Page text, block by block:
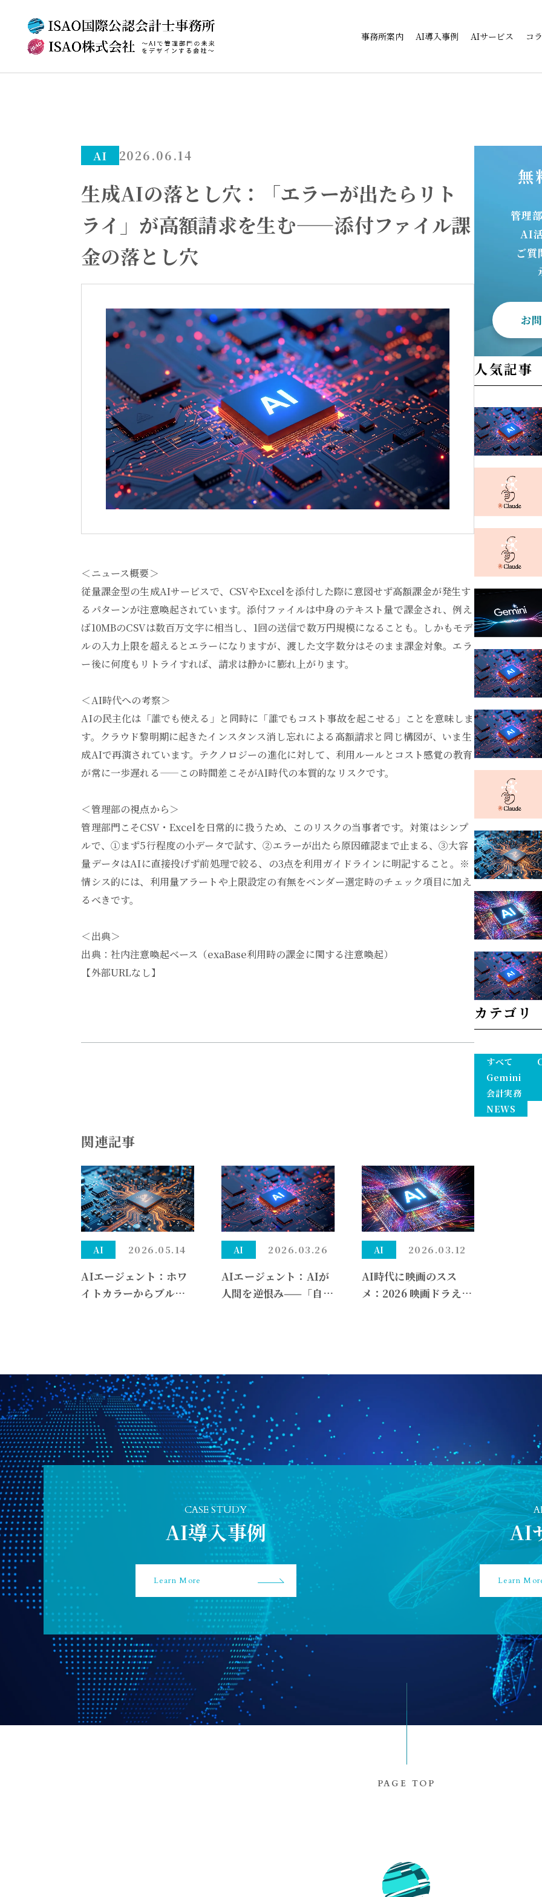
事務所案内 AI導入事例 AIサービス コ
AI 2026.06.14
生成AIの落とし穴：「エラーが出たらリト
ライ」が高額請求を生む——添付ファイル課
金の落とし穴
＜ニュース概要＞
従量課金型の生成AIサービスで、CSVやExcelを添付した際に意図せず高額課金が発生す
るパターンが注意喚起されています。添付ファイルは中身のテキスト量で課金され、例え
ば10MBのCSVは数百万文字に相当し、1回の送信で数万円規模になることも。しかもモデ
ルの入力上限を超えるとエラーになりますが、渡した文字数分はそのまま課金対象。エラ
ー後に何度もリトライすれば、請求は静かに膨れ上がります。
＜AI時代への考察＞
AIの民主化は「誰でも使える」と同時に「誰でもコスト事故を起こせる」ことを意味しま
す。クラウド黎明期に起きたインスタンス消し忘れによる高額請求と同じ構図が、いま生
成AIで再演されています。テクノロジーの進化に対して、利用ルールとコスト感覚の教育
が常に一歩遅れる——この時間差こそがAI時代の本質的なリスクです。
＜管理部の視点から＞
管理部門こそCSV・Excelを日常的に扱うため、このリスクの当事者です。対策はシンプ
ルで、①まず5行程度の小データで試す、②エラーが出たら原因確認まで止まる、③大容
量データはAIに直接投げず前処理で絞る、の3点を利用ガイドラインに明記すること。※
情シス的には、利用量アラートや上限設定の有無をベンダー選定時のチェック項目に加え
るべきです。
＜出典＞
出典：社内注意喚起ベース（exaBase利用時の課金に関する注意喚起）
【外部URLなし】
無
管理
AI
ご質
お
人気記事
カテゴリ
すべて
Gemini
会計実務
NEWS
関連記事
AI 2026.05.14
AIエージェント：ホワ
イトカラーからブルー
AI 2026.03.26
AIエージェント：AIが
人間を逆恨み——「自律
AI 2026.03.12
AI時代に映画のスス
メ：2026 映画ドラえも
CASE STUDY
AI導入事例
Learn More
AI
Learn
PAGE TOP